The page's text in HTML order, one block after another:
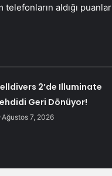
aldığı puanlar
2’de Illuminate
Geri Dönüyor!
Ağustos 7, 2026